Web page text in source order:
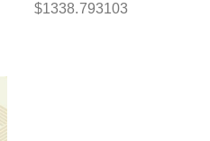
$1338.793103